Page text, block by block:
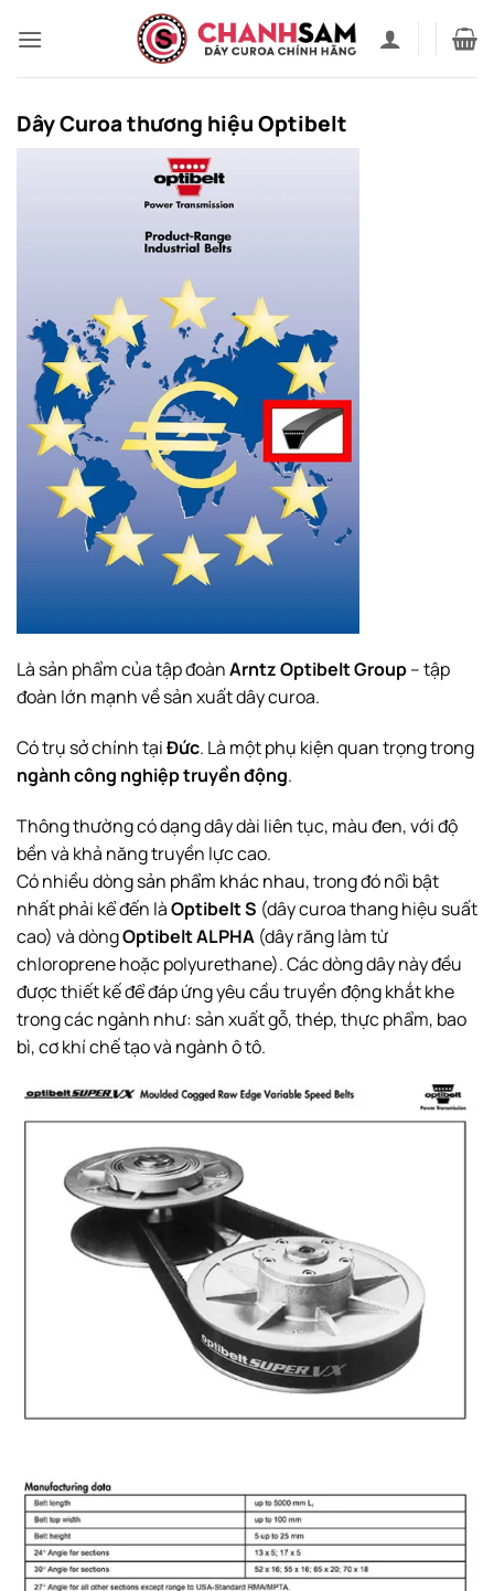
qua
Dây Curoa thương hiệuOptibelt
Là sản phẩm của tập đoànArntz Optibelt Group– tập
đoàn lớn mạnh về sản xuất dây curoa.
Có trụ sở chính tạiĐức. Là một phụ kiện quan trọng trong
ngành công nghiệp truyền động.
Thông thường có dạng dây dài liên tục, màu đen, với độ
bền và khả năng truyền lực cao.
Có nhiều dòngsản phẩm khác nhau, trong đó nổi bật
nhất phải kể đến làOptibelt S (dây curoa thang hiệu suất
cao) và dòngOptibelt ALPHA (dây răng làm từ
chloroprene hoặc polyurethane). Các dòng dây này đều
được thiết kế để đáp ứng yêu cầu truyền động khắt khe
trong các ngành như: sản xuất gỗ, thép, thực phẩm, bao
bì, cơ khí chế tạo và ngành ô tô.